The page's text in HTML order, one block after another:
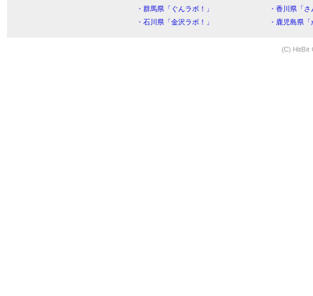
・群馬県「ぐんラボ！」
・香川県「
・石川県「金沢ラボ！」
・鹿児島県
(C) HitBit